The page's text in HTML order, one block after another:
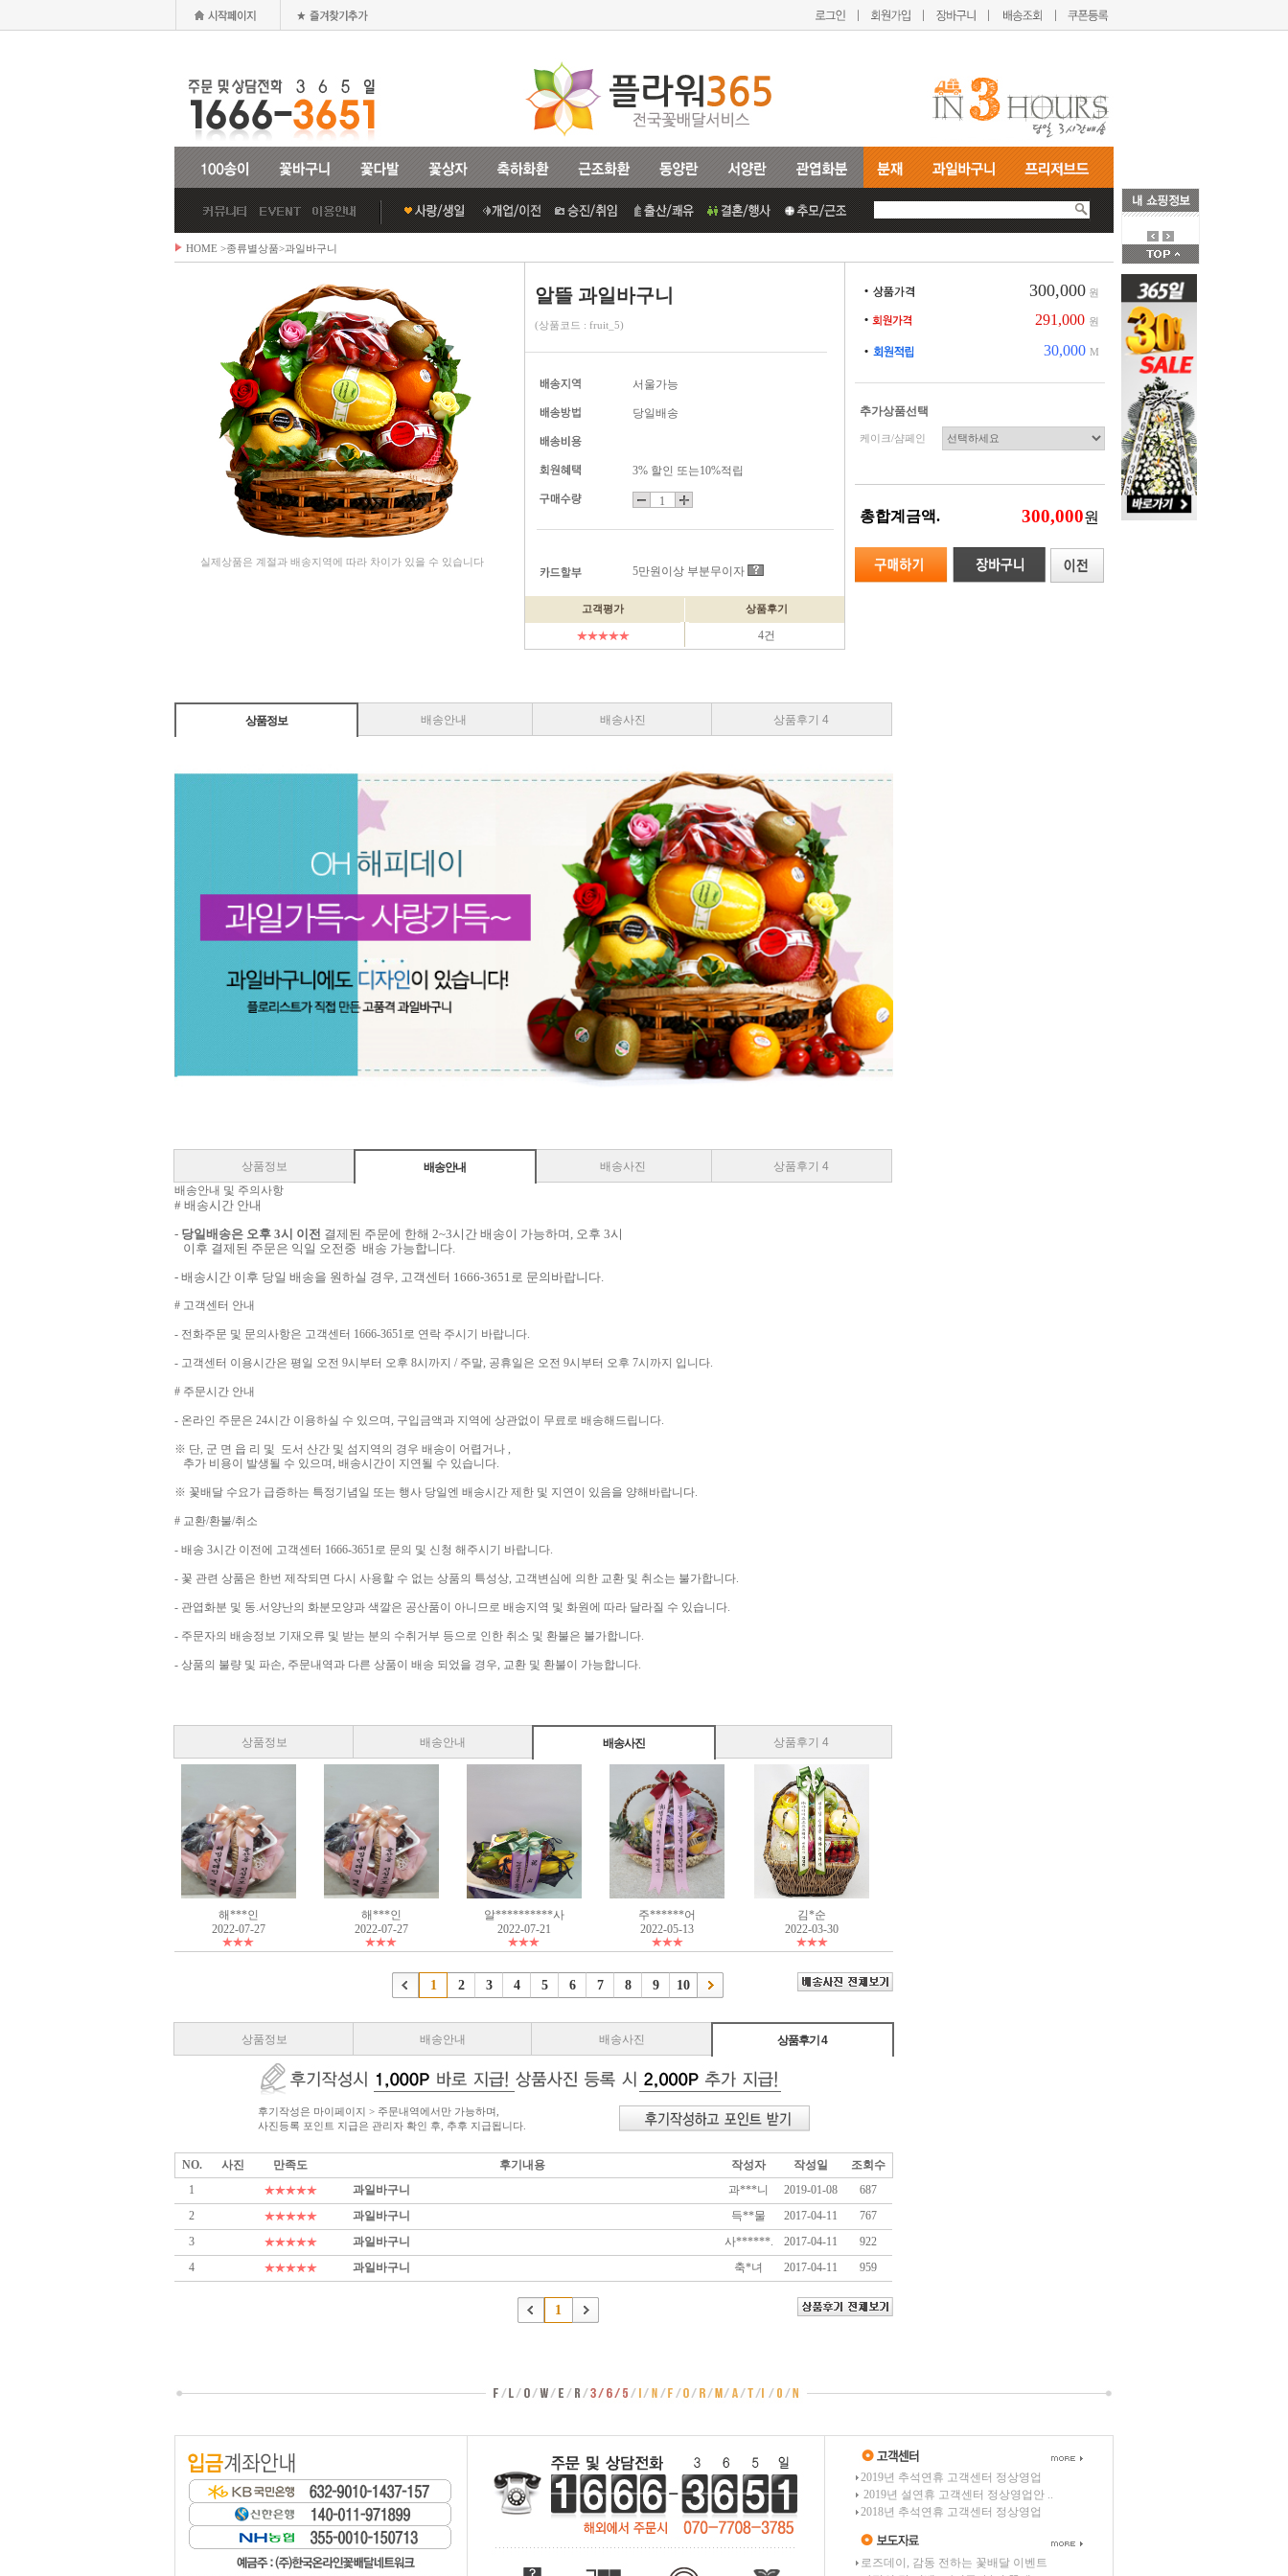
HOME >종류별상품>과일바구니
실제상품은 계절과 배송지역에 따라 차이가 있을 수 있습니다
알뜰 과일바구니
(상품코드 : fruit_5)
서울가능
당일배송
3% 할인 또는10%적립
5만원이상 부분무이자
고객평가 상품후기
4건
300,000 원
291,000 원
30,000 M
추가상품선택
케이크/샴페인
총합계금액. 원
상품정보 배송안내 배송사진 상품후기 4
상품정보 배송안내 배송사진
상품후기 4
배송안내 및 주의사항
# 배송시간 안내
- 당일배송은 오후 3시 이전 결제된 주문에 한해 2~3시간 배송이 가능하며, 오후 3시
이후 결제된 주문은 익일 오전중 배송 가능합니다.
- 배송시간 이후 당일 배송을 원하실 경우, 고객센터 1666-3651로 문의바랍니다.
# 고객센터 안내
- 전화주문 및 문의사항은 고객센터 1666-3651로 연락 주시기 바랍니다.
- 고객센터 이용시간은 평일 오전 9시부터 오후 8시까지 / 주말, 공휴일은 오전 9시부터 오후 7시까지 입니다.
# 주문시간 안내
- 온라인 주문은 24시간 이용하실 수 있으며, 구입금액과 지역에 상관없이 무료로 배송해드립니다.
※ 단, 군 면 읍 리 및 도서 산간 및 섬지역의 경우 배송이 어렵거나 ,
추가 비용이 발생될 수 있으며, 배송시간이 지연될 수 있습니다.
※ 꽃배달 수요가 급증하는 특정기념일 또는 행사 당일엔 배송시간 제한 및 지연이 있음을 양해바랍니다.
# 교환/환불/취소
- 배송 3시간 이전에 고객센터 1666-3651로 문의 및 신청 해주시기 바랍니다.
- 꽃 관련 상품은 한번 제작되면 다시 사용할 수 없는 상품의 특성상, 고객변심에 의한 교환 및 취소는 불가합니다.
- 관엽화분 및 동.서양난의 화분모양과 색깔은 공산품이 아니므로 배송지역 및 화원에 따라 달라질 수 있습니다.
- 주문자의 배송정보 기재오류 및 받는 분의 수취거부 등으로 인한 취소 및 환불은 불가합니다.
- 상품의 불량 및 파손, 주문내역과 다른 상품이 배송 되었을 경우, 교환 및 환불이 가능합니다.
상품정보 배송안내 배송사진 상품후기 4
해***인
2022-07-27
해***인
2022-07-27
알**********사
2022-07-21
주******어
2022-05-13
김*순
2022-03-30
1 2 3 4 5 6 7 8 9 10
상품정보 배송안내 배송사진 상품후기 4
후기작성은 마이페이지 > 주문내역에서만 가능하며,
사진등록 포인트 지급은 관리자 확인 후, 추후 지급됩니다.
NO. 사진 만족도 후기내용 작성자 작성일
조회수
1
과일바구니 과***니 2019-01-08
687
2
과일바구니 득**물 2017-04-11
767
3
과일바구니 사******. 2017-04-11
922
4
과일바구니 축*녀 2017-04-11 959
1
2019년 추석연휴 고객센터 정상영업
2019년 설연휴 고객센터 정상영업안 ..
2018년 추석연휴 고객센터 정상영업
로즈데이, 감동 전하는 꽃배달 이벤트